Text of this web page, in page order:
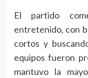
El partido
entretenido, con
cortos y
equipos fueron
mantuvo la